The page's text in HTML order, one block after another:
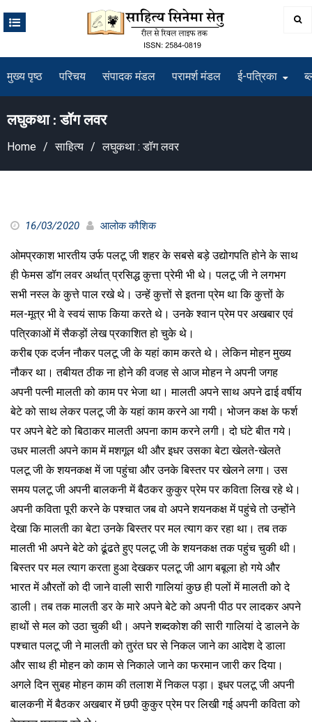
मुख्य पृष्ठ परिचय संपादक मंडल परामर्श मंडल ई-पत्रिका
लघुकथा : डॉग लवर
Home साहित्य लघुकथा : डॉग लवर
16/03/2020 आलोक कौशिक
ओमप्रकाश भारतीय उर्फ पलटू जी शहर के सबसे बड़े उद्योगपति होने के साथ
ही फेमस डॉग लवर अर्थात् प्रसिद्ध कुत्ता प्रेमी भी थे। पलटू जी ने लगभग
सभी नस्ल के कुत्ते पाल रखे थे। उन्हें कुत्तों से इतना प्रेम था कि कुत्तों के
मल-मूत्र भी वे स्वयं साफ किया करते थे। उनके श्वान प्रेम पर अखबार एवं
पत्रिकाओं में सैकड़ों लेख प्रकाशित हो चुके थे।
करीब एक दर्जन नौकर पलटू जी के यहां काम करते थे। लेकिन मोहन मुख्य
नौकर था। तबीयत ठीक ना होने की वजह से आज मोहन ने अपनी जगह
अपनी पत्नी मालती को काम पर भेजा था। मालती अपने साथ अपने ढाई वर्षीय
बेटे को साथ लेकर पलटू जी के यहां काम करने आ गयी। भोजन कक्ष के फर्श
पर अपने बेटे को बिठाकर मालती अपना काम करने लगी। दो घंटे बीत गये।
उधर मालती अपने काम में मशगूल थी और इधर उसका बेटा खेलते-खेलते
पलटू जी के शयनकक्ष में जा पहुंचा और उनके बिस्तर पर खेलने लगा। उस
समय पलटू जी अपनी बालकनी में बैठकर कुकुर प्रेम पर कविता लिख रहे थे।
अपनी कविता पूरी करने के पश्चात जब वो अपने शयनकक्ष में पहुंचे तो उन्होंने
देखा कि मालती का बेटा उनके बिस्तर पर मल त्याग कर रहा था। तब तक
मालती भी अपने बेटे को ढूंढते हुए पलटू जी के शयनकक्ष तक पहुंच चुकी थी।
बिस्तर पर मल त्याग करता हुआ देखकर पलटू जी आग बबूला हो गये और
भारत में औरतों को दी जाने वाली सारी गालियां कुछ ही पलों में मालती को दे
डाली। तब तक मालती डर के मारे अपने बेटे को अपनी पीठ पर लादकर अपने
हाथों से मल को उठा चुकी थी। अपने शब्दकोश की सारी गालियां दे डालने के
पश्चात पलटू जी ने मालती को तुरंत घर से निकल जाने का आदेश दे डाला
और साथ ही मोहन को काम से निकाले जाने का फरमान जारी कर दिया।
अगले दिन सुबह मोहन काम की तलाश में निकल पड़ा। इधर पलटू जी अपनी
बालकनी में बैठकर अखबार में छपी कुकुर प्रेम पर लिखी गई अपनी कविता को